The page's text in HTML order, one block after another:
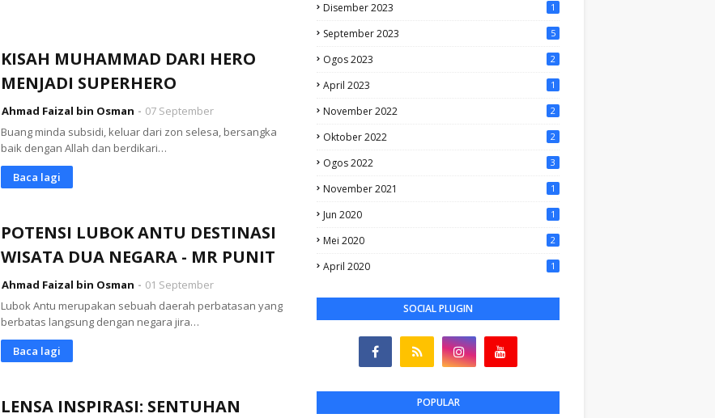
KISAH MUHAMMAD DARI HERO
MENJADI SUPERHERO
Ahmad Faizal bin Osman
07 September
Buang minda subsidi, keluar dari zon selesa, bersangka
baik dengan Allah dan berdikari…
Baca lagi
POTENSI LUBOK ANTU DESTINASI
WISATA DUA NEGARA - MR PUNIT
Ahmad Faizal bin Osman
01 September
Lubok Antu merupakan sebuah daerah perbatasan yang
berbatas langsung dengan negara jira…
Baca lagi
LENSA INSPIRASI: SENTUHAN
Disember 2023 1
September 2023 5
Ogos 2023 2
April 2023 1
November 2022 2
Oktober 2022 2
Ogos 2022 3
November 2021 1
Jun 2020 1
Mei 2020 2
April 2020 1
SOCIAL PLUGIN
POPULAR